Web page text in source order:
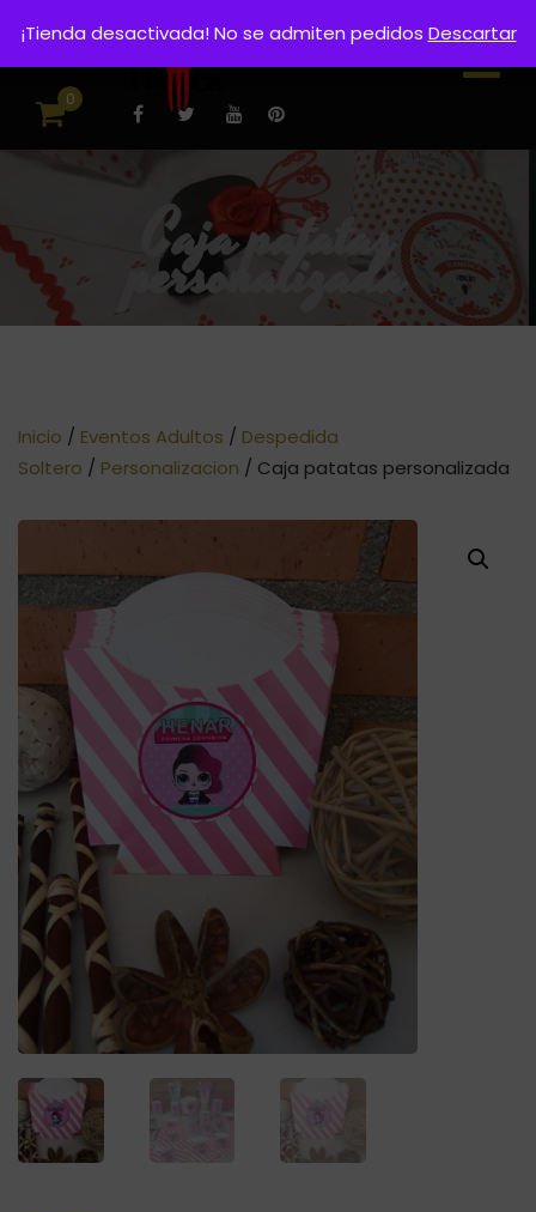
0
Caja patatas
personalizada
Inicio / Eventos Adultos / Despedida
Soltero / Personalizacion / Caja patatas personalizada
¡Tienda desactivada! No se admiten pedidos Descartar